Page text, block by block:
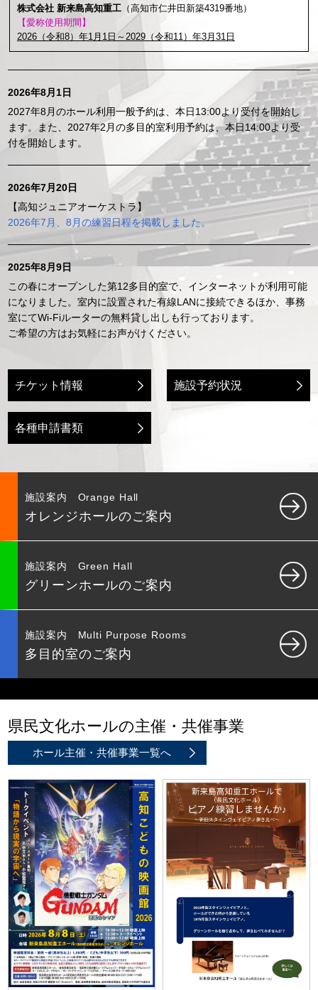
株式会社 新来島高知重工（高知市仁井田新築4319番地）
【愛称使用期間】
2026（令和8）年1月1日～2029（令和11）年3月31日
2026年8月1日
2027年8月のホール利用一般予約は、本日13:00より受付を開始し
ます。また、2027年2月の多目的室利用予約は、本日14:00より受
付を開始します。
2026年7月20日
【高知ジュニアオーケストラ】
2026年7月、8月の練習日程を掲載しました。
2025年8月9日
この春にオープンした第12多目的室で、インターネットが利用可能
になりました。室内に設置された有線LANに接続できるほか、事務
室にてWi-Fiルーターの無料貸し出しも行っております。
ご希望の方はお気軽にお声がけください。
チケット情報 施設予約状況
各種申請書類
施設案内 Orange Hall
オレンジホールのご案内
施設案内 Green Hall
グリーンホールのご案内
施設案内 Multi Purpose Rooms
多目的室のご案内
県民文化ホールの主催・共催事業
ホール主催・共催事業一覧へ